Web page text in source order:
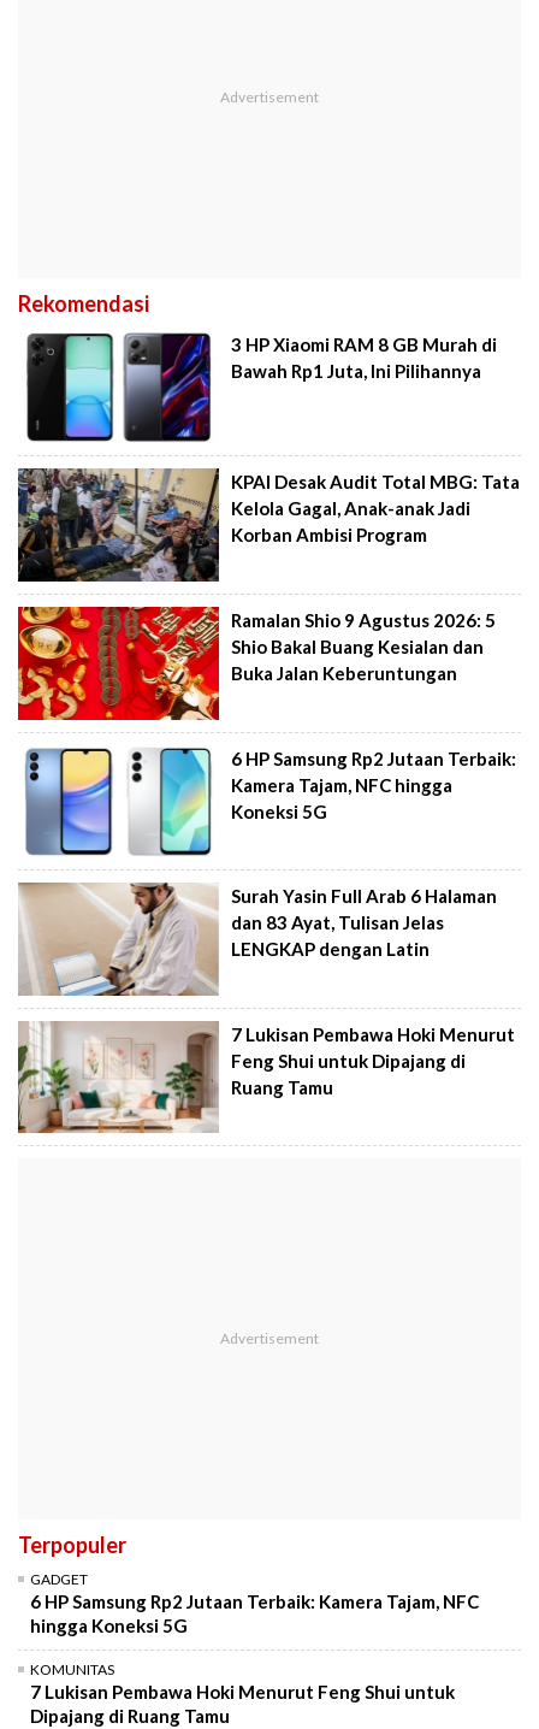
Rekomendasi
3 HP Xiaomi RAM 8 GB Murah di
Bawah Rp1 Juta, Ini Pilihannya
KPAI Desak Audit Total MBG: Tata
Kelola Gagal, Anak-anak Jadi
Korban Ambisi Program
Ramalan Shio 9 Agustus 2026: 5
Shio Bakal Buang Kesialan dan
Buka Jalan Keberuntungan
6 HP Samsung Rp2 Jutaan Terbaik:
Kamera Tajam, NFC hingga
Koneksi 5G
Surah Yasin Full Arab 6 Halaman
dan 83 Ayat, Tulisan Jelas
LENGKAP dengan Latin
7 Lukisan Pembawa Hoki Menurut
Feng Shui untuk Dipajang di
Ruang Tamu
Terpopuler
GADGET
6 HP Samsung Rp2 Jutaan Terbaik: Kamera Tajam, NFC
hingga Koneksi 5G
KOMUNITAS
7 Lukisan Pembawa Hoki Menurut Feng Shui untuk
Dipajang di Ruang Tamu